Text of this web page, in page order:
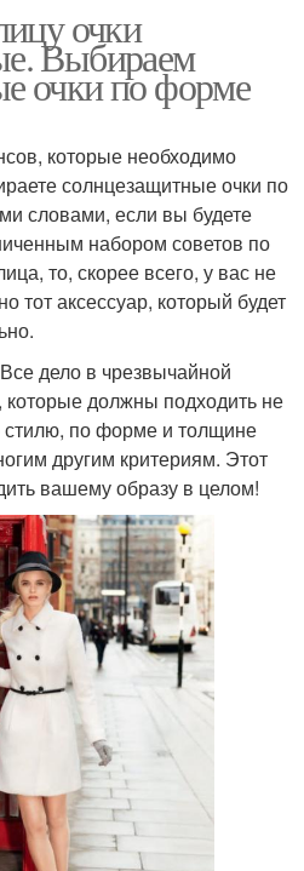
очки
Выбираем
очки по форме
которые необходимо
солнцезащитные очки по
словами, если вы будете
набором советов по
то, скорее всего, у вас не
тот аксессуар, который будет
дело в чрезвычайной
которые должны подходить не
по форме и толщине
другим критериям. Этот
вашему образу в целом!